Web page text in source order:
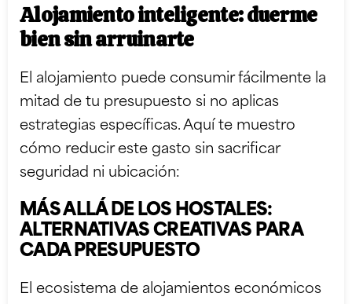
Alojamiento inteligente: duerme
bien sin arruinarte
El alojamiento puede consumir fácilmente la
mitad de tu presupuesto si no aplicas
estrategias específicas. Aquí te muestro
cómo reducir este gasto sin sacrificar
seguridad ni ubicación:
MÁS ALLÁ DE LOS HOSTALES:
ALTERNATIVAS CREATIVAS PARA
CADA PRESUPUESTO
El ecosistema de alojamientos económicos